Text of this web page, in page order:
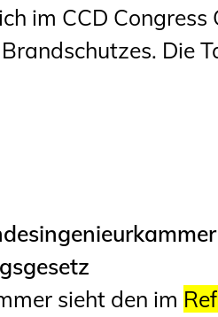
im CCD
Die
sieht den im